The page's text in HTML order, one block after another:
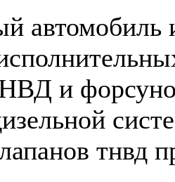
автомобиль
и
тнвд